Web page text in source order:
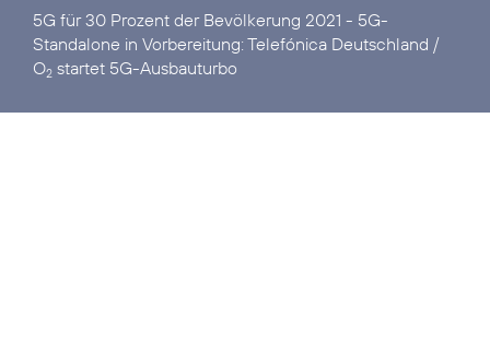
5G für 30 Prozent der Bevölkerung 2021 - 5G-
Standalone in Vorbereitung: Telefónica Deutschland /
O2 startet 5G-Ausbauturbo